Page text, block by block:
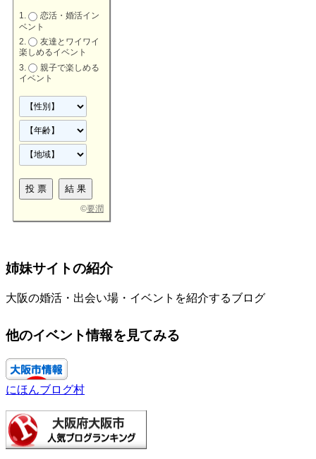
恋活・婚活イン
ベント
友達とワイワイ
楽しめるイベント
親子で楽しめる
イベント
©要潤
姉妹サイトの紹介
大阪の婚活・出会い場・イベントを紹介するブログ
他のイベント情報を見てみる
にほんブログ村